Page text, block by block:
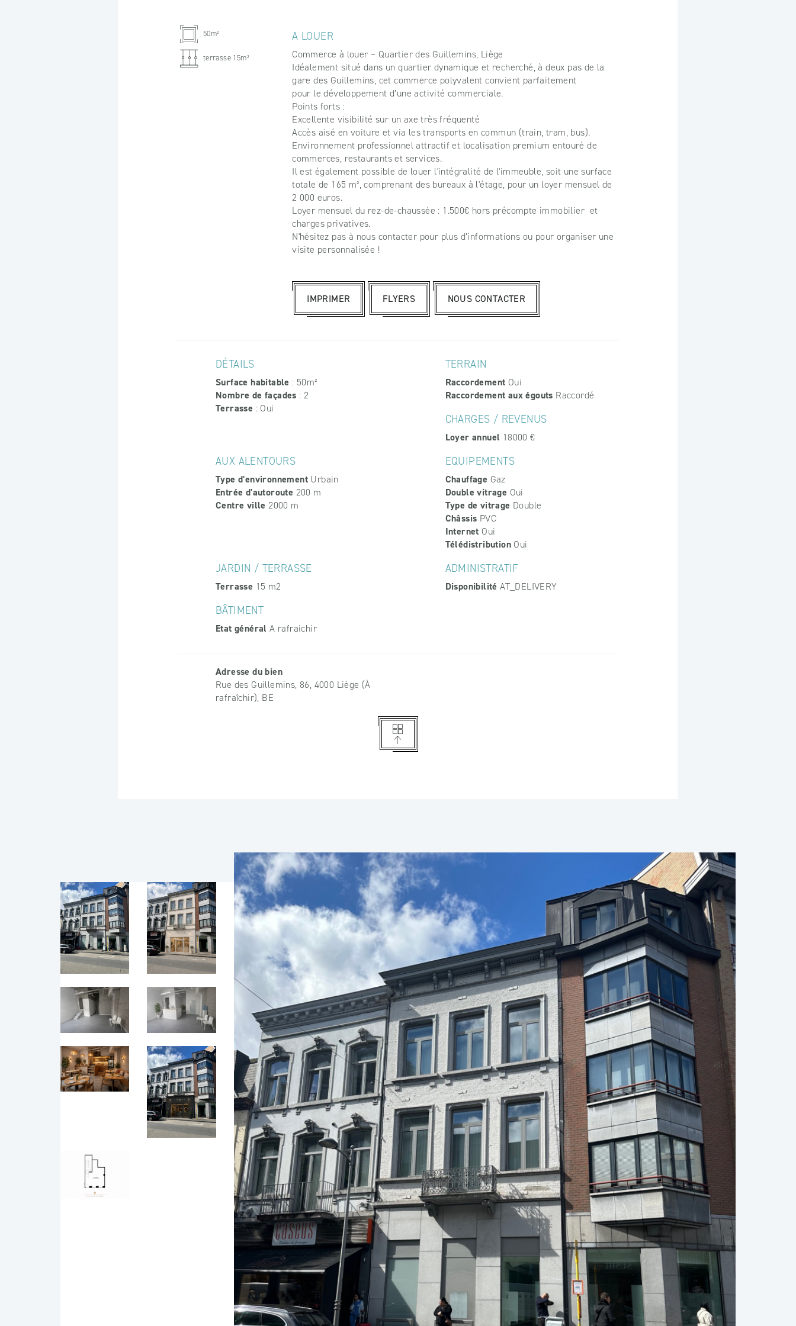
50m²
terrasse 15m²
A LOUER
Commerce à louer – Quartier des Guillemins, Liège
Idéalement situé dans un quartier dynamique et recherché, à deux pas de la
gare des Guillemins, cet commerce polyvalent convient parfaitement
pour le développement d’une activité commerciale.
Points forts :
Excellente visibilité sur un axe très fréquenté
Accès aisé en voiture et via les transports en commun (train, tram, bus).
Environnement professionnel attractif et localisation premium entouré de
commerces, restaurants et services.
Il est également possible de louer l'intégralité de l'immeuble, soit une surface
totale de 165 m², comprenant des bureaux à l'étage, pour un loyer mensuel de
2 000 euros.
Loyer mensuel du rez-de-chaussée : 1.500€ hors précompte immobilier et
charges privatives.
N'hésitez pas à nous contacter pour plus d’informations ou pour organiser une
visite personnalisée !
IMPRIMER FLYERS NOUS CONTACTER
DÉTAILS
Surface habitable : 50m²
Nombre de façades : 2
Terrasse : Oui
TERRAIN
Raccordement Oui
Raccordement aux égouts Raccordé
CHARGES / REVENUS
Loyer annuel 18000 €
AUX ALENTOURS
Type d'environnement Urbain
Entrée d'autoroute 200 m
Centre ville 2000 m
EQUIPEMENTS
Chauffage Gaz
Double vitrage Oui
Type de vitrage Double
Châssis PVC
Internet Oui
TélédistributionOui
JARDIN / TERRASSE
Terrasse 15 m2
ADMINISTRATIF
Disponibilité AT_DELIVERY
BÂTIMENT
Etat général A rafraichir
Adresse du bien
Rue des Guillemins, 86, 4000 Liège (À
rafraîchir), BE